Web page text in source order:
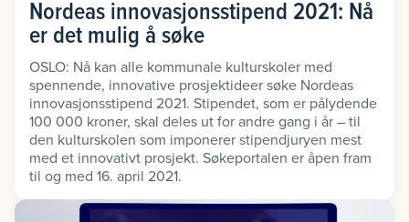
Nordeas innovasjonsstipend 2021: Nå
er det mulig å søke
OSLO: Nå kan alle kommunale kulturskoler med
spennende, innovative prosjektideer søke Nordeas
innovasjonsstipend 2021. Stipendet, som er pålydende
100 000 kroner, skal deles ut for andre gang i år – til
den kulturskolen som imponerer stipendjuryen mest
med et innovativt prosjekt. Søkeportalen er åpen fram
til og med 16. april 2021.